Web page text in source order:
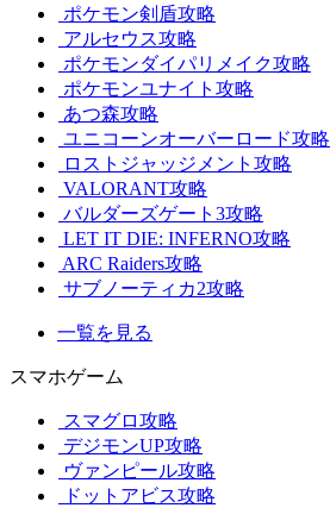
ポケモン剣盾攻略
アルセウス攻略
ポケモンダイパリメイク攻略
ポケモンユナイト攻略
あつ森攻略
ユニコーンオーバーロード攻略
ロストジャッジメント攻略
VALORANT攻略
バルダーズゲート3攻略
LET IT DIE: INFERNO攻略
ARC Raiders攻略
サブノーティカ2攻略
一覧を見る
スマホゲーム
スマグロ攻略
デジモンUP攻略
ヴァンピール攻略
ドットアビス攻略